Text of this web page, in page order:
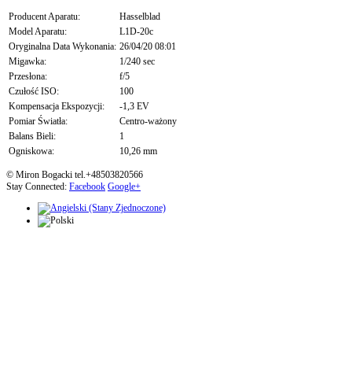
Producent Aparatu:
Hasselblad
Model Aparatu:
L1D-20c
Oryginalna Data Wykonania: 26/04/20 08:01
Migawka:
1/240 sec
Przesłona:
f/5
Czułość ISO:
100
Kompensacja Ekspozycji:
-1,3 EV
Pomiar Światła:
Centro-ważony
Balans Bieli:
1
Ogniskowa:
10,26 mm
© Miron Bogacki tel.+48503820566
Stay Connected: Facebook Google+